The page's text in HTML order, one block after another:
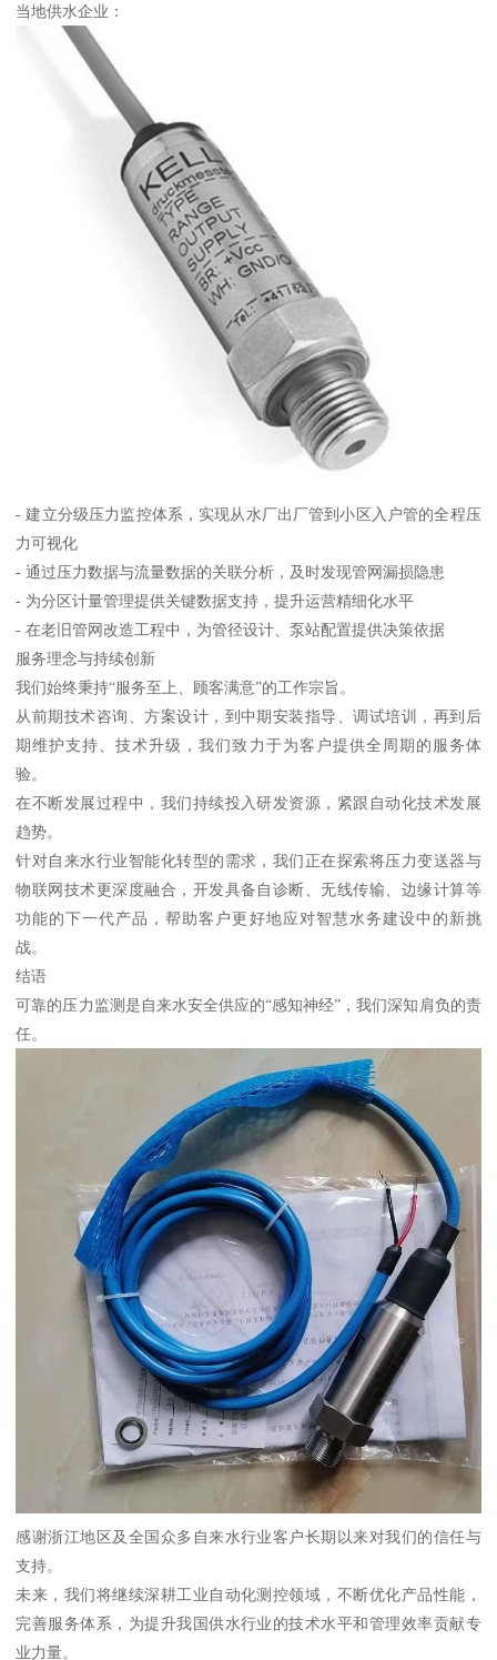
当地供水企业：
- 建立分级压力监控体系，实现从水厂出厂管到小区入户管的全程压
力可视化
- 通过压力数据与流量数据的关联分析，及时发现管网漏损隐患
- 为分区计量管理提供关键数据支持，提升运营精细化水平
- 在老旧管网改造工程中，为管径设计、泵站配置提供决策依据
服务理念与持续创新
我们始终秉持“服务至上、顾客满意”的工作宗旨。
从前期技术咨询、方案设计，到中期安装指导、调试培训，再到后
期维护支持、技术升级，我们致力于为客户提供全周期的服务体
验。
在不断发展过程中，我们持续投入研发资源，紧跟自动化技术发展
趋势。
针对自来水行业智能化转型的需求，我们正在探索将压力变送器与
物联网技术更深度融合，开发具备自诊断、无线传输、边缘计算等
功能的下一代产品，帮助客户更好地应对智慧水务建设中的新挑
战。
结语
可靠的压力监测是自来水安全供应的“感知神经”，我们深知肩负的责
任。
感谢浙江地区及全国众多自来水行业客户长期以来对我们的信任与
支持。
未来，我们将继续深耕工业自动化测控领域，不断优化产品性能，
完善服务体系，为提升我国供水行业的技术水平和管理效率贡献专
业力量。